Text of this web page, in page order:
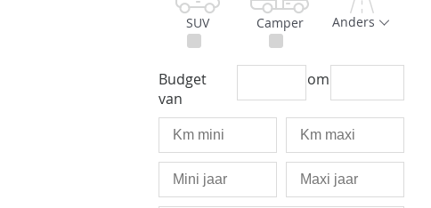
SUV Camper Anders
Budget
van
om